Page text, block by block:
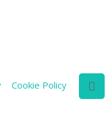
Cookie Policy